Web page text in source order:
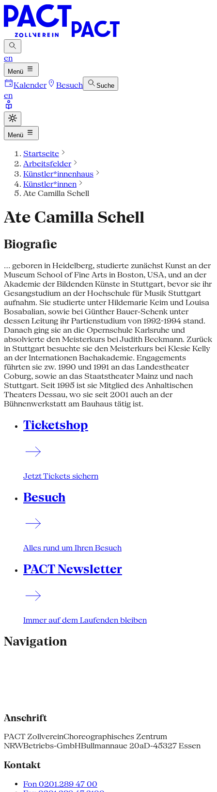
en
Menü
Kalender Besuch Suche
en
Menü
Startseite
Arbeitsfelder
Künstler*innenhaus
Künstler*innen
Ate Camilla Schell
Ate Camilla Schell
Biografie
... geboren in Heidelberg, studierte zunächst Kunst an der
Museum School of Fine Arts in Boston, USA, und an der
Akademie der Bildenden Künste in Stuttgart, bevor sie ihr
Gesangstudium an der Hochschule für Musik Stuttgart
aufnahm. Sie studierte unter Hildemarie Keim und Louisa
Bosabalian, sowie bei Günther Bauer-Schenk unter
dessen Leitung ihr Partienstudium von 1992-1994 stand.
Danach ging sie an die Opernschule Karlsruhe und
absolvierte den Meisterkurs bei Judith Beckmann. Zurück
in Stuttgart besuchte sie den Meisterkurs bei Klesie Kelly
an der Internationen Bachakademie. Engagements
führten sie zw. 1990 und 1991 an das Landestheater
Coburg, sowie an das Staatstheater Mainz und nach
Stuttgart. Seit 1995 ist sie Mitglied des Anhaltischen
Theaters Dessau, wo sie seit 2001 auch an der
Bühnenwerkstatt am Bauhaus tätig ist.
Ticketshop
Jetzt Tickets sichern
Besuch
Alles rund um Ihren Besuch
PACT Newsletter
Immer auf dem Laufenden bleiben
Navigation
Anschrift
PACT ZollvereinChoreographisches Zentrum
NRWBetriebs-GmbHBullmannaue 20aD-45327 Essen
Kontakt
Fon 0201.289 47 00